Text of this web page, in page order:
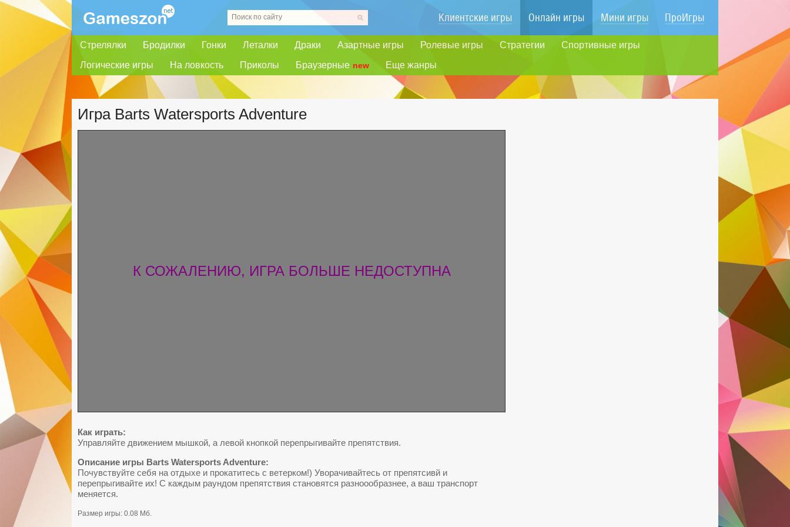
Клиентские игры Онлайн игры Мини игры ПроИгры
Стрелялки Бродилки Гонки Леталки Драки Азартные игры Ролевые игры Стратегии
Спортивные игры
Логические игры
На ловкость Приколы Браузерные new Еще жанры
Игра Barts Watersports Adventure
К СОЖАЛЕНИЮ, ИГРА БОЛЬШЕ НЕДОСТУПНА
Как играть:
Управляйте движением мышкой, а левой кнопкой перепрыгивайте препятствия.
Описание игры Barts Watersports Adventure:
Почувствуйте себя на отдыхе и прокатитесь с ветерком!) Уворачивайтесь от препятсивй и
перепрыгивайте их! С каждым раундом препятствия становятся разноообразнее, а ваш транспорт
меняется.
Размер игры: 0.08 Мб.